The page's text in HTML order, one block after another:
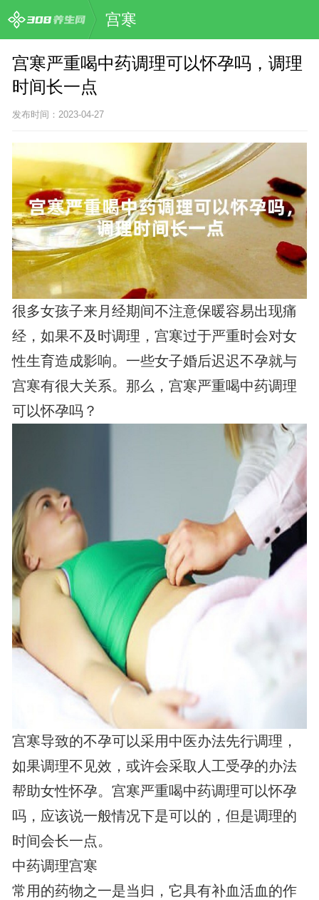
宫寒
宫寒严重喝中药调理可以怀孕吗，调理
时间长一点
发布时间：2023-04-27
很多女孩子来月经期间不注意保暖容易出现痛
经，如果不及时调理，宫寒过于严重时会对女
性生育造成影响。一些女子婚后迟迟不孕就与
宫寒有很大关系。那么，宫寒严重喝中药调理
可以怀孕吗？
宫寒导致的不孕可以采用中医办法先行调理，
如果调理不见效，或许会采取人工受孕的办法
帮助女性怀孕。宫寒严重喝中药调理可以怀孕
吗，应该说一般情况下是可以的，但是调理的
时间会长一点。
中药调理宫寒
常用的药物之一是当归，它具有补血活血的作